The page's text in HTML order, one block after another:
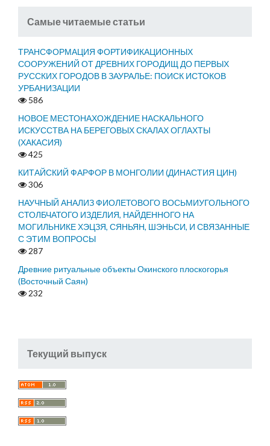
Самые читаемые статьи
ТРАНСФОРМАЦИЯ ФОРТИФИКАЦИОННЫХ
СООРУЖЕНИЙ ОТ ДРЕВНИХ ГОРОДИЩ ДО ПЕРВЫХ
РУССКИХ ГОРОДОВ В ЗАУРАЛЬЕ: ПОИСК ИСТОКОВ
УРБАНИЗАЦИИ
586
НОВОЕ МЕСТОНАХОЖДЕНИЕ НАСКАЛЬНОГО
ИСКУССТВА НА БЕРЕГОВЫХ СКАЛАХ ОГЛАХТЫ
(ХАКАСИЯ)
425
КИТАЙСКИЙ ФАРФОР В МОНГОЛИИ (ДИНАСТИЯ ЦИН)
306
НАУЧНЫЙ АНАЛИЗ ФИОЛЕТОВОГО ВОСЬМИУГОЛЬНОГО
СТОЛБЧАТОГО ИЗДЕЛИЯ, НАЙДЕННОГО НА
МОГИЛЬНИКЕ ХЭЦЗЯ, СЯНЬЯН, ШЭНЬСИ, И СВЯЗАННЫЕ
С ЭТИМ ВОПРОСЫ
287
Древние ритуальные объекты Окинского плоскогорья
(Восточный Саян)
232
Текущий выпуск